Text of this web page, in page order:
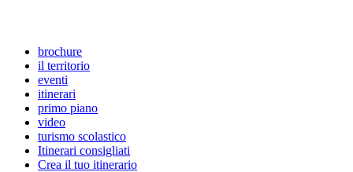
brochure
il territorio
eventi
itinerari
primo piano
video
turismo scolastico
Itinerari consigliati
Crea il tuo itinerario